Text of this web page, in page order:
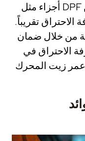
أجزاء مثل DPF والمحول التحفيزي لأنه يضمن
تقريباً.
من خلال ضمان
الاحتراق في